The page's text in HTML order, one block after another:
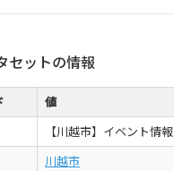
セットの情報
値
【川越市】イベント情報
川越市